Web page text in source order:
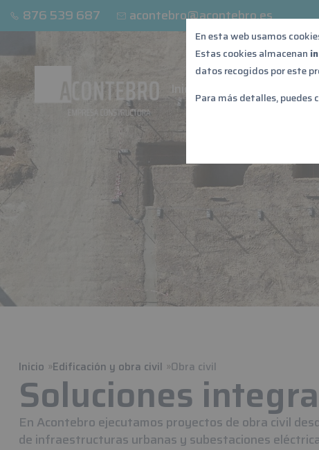
En esta web usamos
Estas cookies almacenan
datos recogidos por este
Para más detalles, puedes
876 539 687 acontebro@acontebro.es
Inicio
Inicio Edificación y obra civil Obra civil
Soluciones
En Acontebro ejecutamos proyectos de obra civil
de infraestructuras urbanas y subestaciones